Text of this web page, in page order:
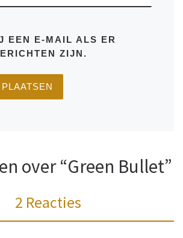
EEN E-MAIL ALS ER
ZIJN.
over “Green Bullet”
2 Reacties